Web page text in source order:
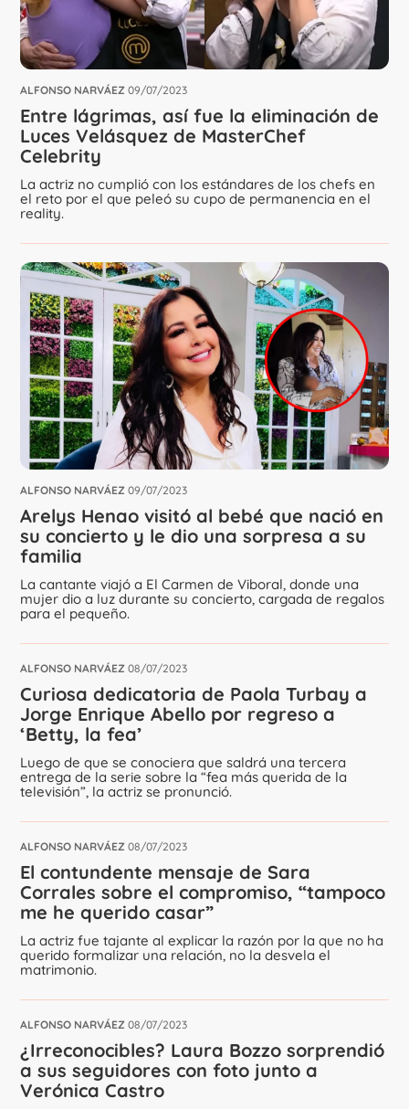
ALFONSO NARVÁEZ 09/07/2023
Entre lágrimas, así fue la eliminación de
Luces Velásquez de MasterChef
Celebrity
La actriz no cumplió con los estándares de los chefs en
el reto por el que peleó su cupo de permanencia en el
reality.
ALFONSO NARVÁEZ 09/07/2023
Arelys Henao visitó al bebé que nació en
su concierto y le dio una sorpresa a su
familia
La cantante viajó a El Carmen de Viboral, donde una
mujer dio a luz durante su concierto, cargada de regalos
para el pequeño.
ALFONSO NARVÁEZ 08/07/2023
Curiosa dedicatoria de Paola Turbay a
Jorge Enrique Abello por regreso a
‘Betty, la fea’
Luego de que se conociera que saldrá una tercera
entrega de la serie sobre la “fea más querida de la
televisión”, la actriz se pronunció.
ALFONSO NARVÁEZ 08/07/2023
El contundente mensaje de Sara
Corrales sobre el compromiso, “tampoco
me he querido casar”
La actriz fue tajante al explicar la razón por la que no ha
querido formalizar una relación, no la desvela el
matrimonio.
ALFONSO NARVÁEZ 08/07/2023
¿Irreconocibles? Laura Bozzo sorprendió
a sus seguidores con foto junto a
Verónica Castro